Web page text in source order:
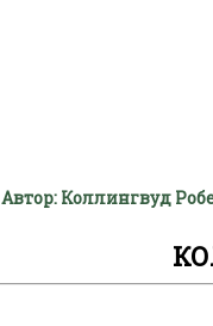
Автор: Коллингвуд